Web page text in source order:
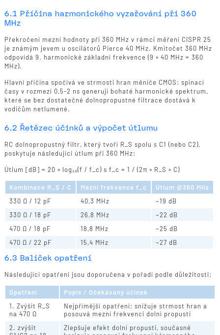
6.1 Příčina harmonického vyzařování při 360
MHz
Překročení mezní hodnoty při 360 MHz v rámci měření CISPR 25
je známým jevem u oscilátorů Pierce 40 MHz. Kmitočet 360 MHz
odpovídá 9. harmonické základní frekvence (9 × 40 MHz = 360
MHz).
Hlavní příčina spočívá ve strmosti hran měniče CMOS: spínací
časy v rozmezí 0,5-2 ns generují bohaté harmonické spektrum,
které se bez dostatečné dolnopropustné filtrace dostává k
vodičům netlumené.
6.2 Řetězec účinků a výpočet útlumu
RC dolnopropustný filtr, který tvoří R_S spolu s C1 (nebo C2),
poskytuje následující útlum při 360 MHz:
Útlum [dB] = 20 × log₁₀(f / f_c) s f_c = 1 / (2π × R_S × C)
Kombinace R_S / C Mezní frekvence f_c
Útlum @360 MHz
330 Ω / 12 pF
40,3 MHz
~19 dB
330 Ω / 18 pF
26,8 MHz
~22 dB
470 Ω / 18 pF
18,8 MHz
~25 dB
470 Ω / 22 pF
15,4 MHz ~27 dB
6.3 Balíček opatření
Následující opatření jsou doporučena v pořadí podle důležitosti:
Opatření
Popis / Očekávaný účinek
1. Zvýšit R_S
na 470 Ω
Nejpřímější opatření; snižuje strmost hran a
posouvá mezní frekvenci dolní propusti
2. zvýšit
Zlepšuje efekt dolní propusti, současně